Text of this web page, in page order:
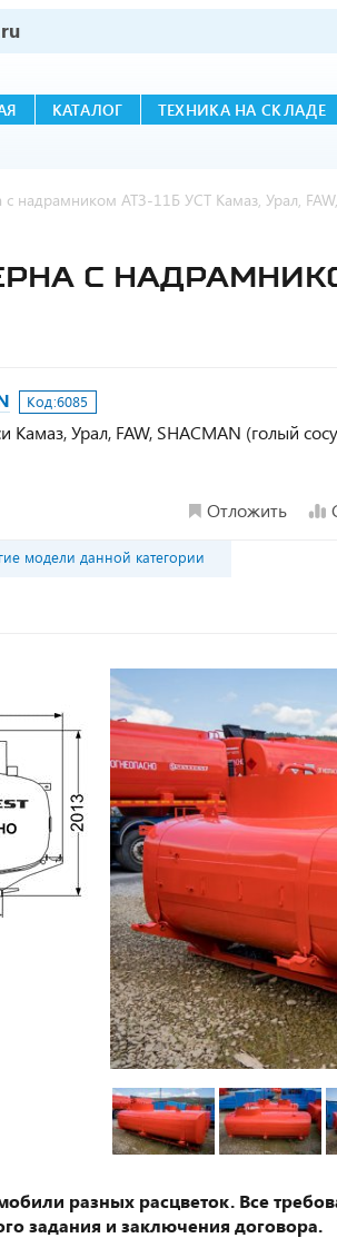
КАТАЛОГ ТЕХНИКА НА СКЛАДЕ
с надрамником АТЗ-11Б УСТ Камаз, Урал,
С
Код:6085
Урал, FAW, SHACMAN (голый
Отложить
модели данной категории
разных расцветок. Все
задания и заключения договора.